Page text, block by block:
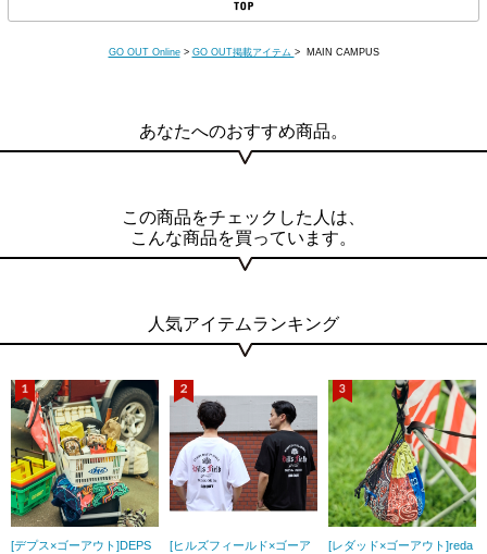
GO OUT Online > GO OUT掲載アイテム > MAIN CAMPUS
あなたへのおすすめ商品。
この商品をチェックした人は、
こんな商品を買っています。
人気アイテムランキング
[デプス×ゴーアウト]DEPS
[ヒルズフィールド×ゴーア
[レダッド×ゴーアウト]reda